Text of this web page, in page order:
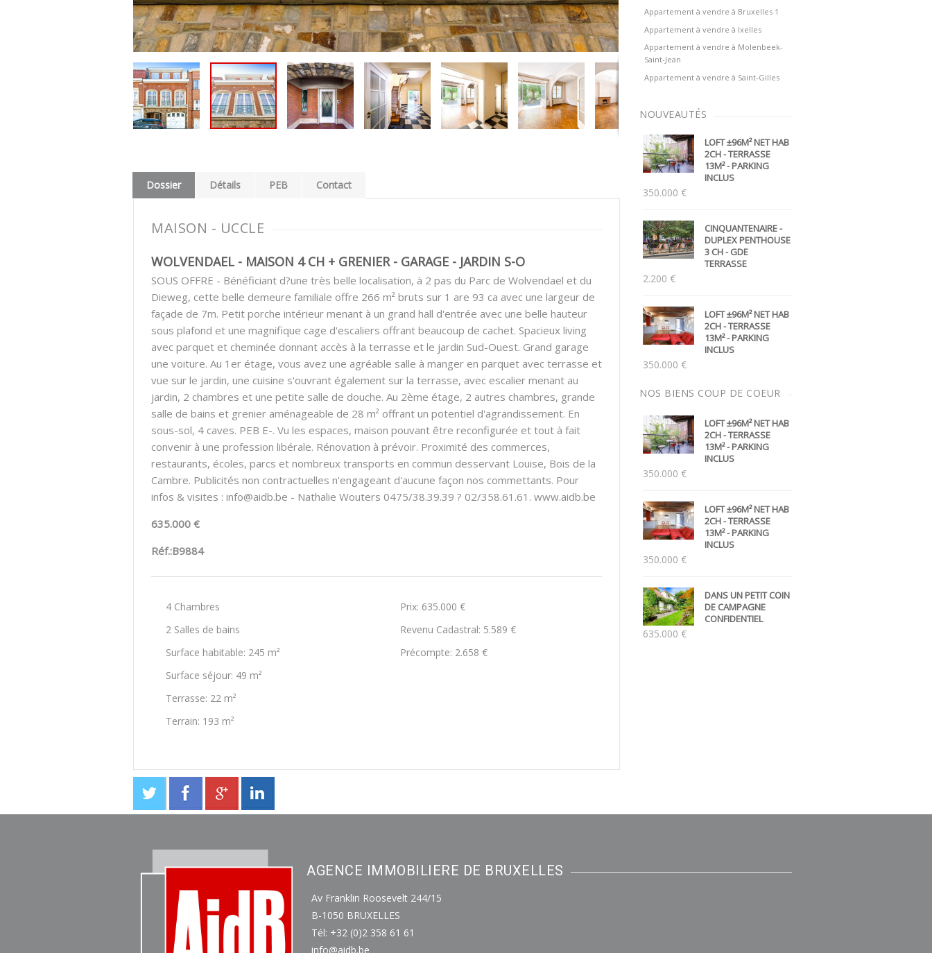
Dossier Détails PEB Contact
MAISON - UCCLE
WOLVENDAEL - MAISON 4 CH + GRENIER - GARAGE - JARDIN S-O
SOUS OFFRE - Bénéficiant d?une très belle localisation, à 2 pas du Parc de Wolvendael et du
Dieweg, cette belle demeure familiale offre 266 m² bruts sur 1 are 93 ca avec une largeur de
façade de 7m. Petit porche intérieur menant à un grand hall d'entrée avec une belle hauteur
sous plafond et une magnifique cage d'escaliers offrant beaucoup de cachet. Spacieux living
avec parquet et cheminée donnant accès à la terrasse et le jardin Sud-Ouest. Grand garage
une voiture. Au 1er étage, vous avez une agréable salle à manger en parquet avec terrasse et
vue sur le jardin, une cuisine s'ouvrant également sur la terrasse, avec escalier menant au
jardin, 2 chambres et une petite salle de douche. Au 2ème étage, 2 autres chambres, grande
salle de bains et grenier aménageable de 28 m² offrant un potentiel d'agrandissement. En
sous-sol, 4 caves. PEB E-. Vu les espaces, maison pouvant être reconfigurée et tout à fait
convenir à une profession libérale. Rénovation à prévoir. Proximité des commerces,
restaurants, écoles, parcs et nombreux transports en commun desservant Louise, Bois de la
Cambre. Publicités non contractuelles n'engageant d'aucune façon nos commettants. Pour
infos & visites : info@aidb.be - Nathalie Wouters 0475/38.39.39 ? 02/358.61.61. www.aidb.be
635.000 €
Réf.:B9884
4 Chambres
2 Salles de bains
Surface habitable: 245 m²
Surface séjour: 49 m²
Terrasse: 22 m²
Terrain: 193 m²
Prix: 635.000 €
Revenu Cadastral: 5.589 €
Précompte: 2.658 €
Appartement à vendre à Bruxelles 1
Appartement à vendre à Ixelles
Appartement à vendre à Molenbeek-
Saint-Jean
Appartement à vendre à Saint-Gilles
NOUVEAUTÉS
LOFT ±96M² NET HAB
2CH - TERRASSE
13M² - PARKING
INCLUS
350.000 €
CINQUANTENAIRE -
DUPLEX PENTHOUSE
3 CH - GDE
TERRASSE
2.200 €
LOFT ±96M² NET HAB
2CH - TERRASSE
13M² - PARKING
INCLUS
350.000 €
NOS BIENS COUP DE COEUR
LOFT ±96M² NET HAB
2CH - TERRASSE
13M² - PARKING
INCLUS
350.000 €
LOFT ±96M² NET HAB
2CH - TERRASSE
13M² - PARKING
INCLUS
350.000 €
DANS UN PETIT COIN
DE CAMPAGNE
CONFIDENTIEL
635.000 €
AGENCE IMMOBILIERE DE BRUXELLES
Av Franklin Roosevelt 244/15
B-1050 BRUXELLES
Tél: +32 (0)2 358 61 61
info@aidb.be